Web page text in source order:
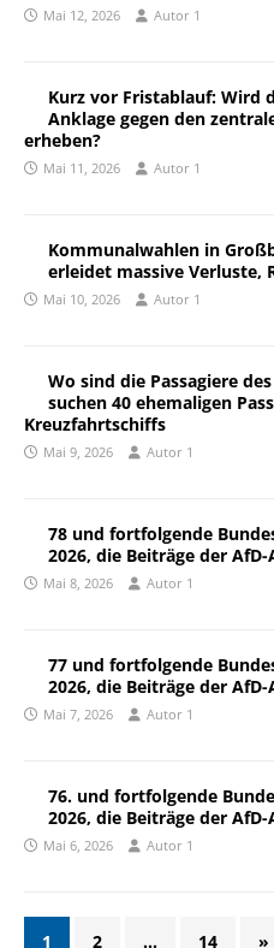
Mai 12, 2026 Autor 1
Kurz vor Fristablauf: Wird
Anklage gegen den
erheben?
Mai 11, 2026 Autor 1
Kommunalwahlen in
erleidet massive Verluste,
Mai 10, 2026 Autor 1
Wo sind die Passagiere
suchen 40 ehemaligen
Kreuzfahrtschiffs
Mai 9, 2026 Autor 1
78 und fortfolgende
2026, die Beiträge der
Mai 8, 2026 Autor 1
77 und fortfolgende
2026, die Beiträge der
Mai 7, 2026 Autor 1
76. und fortfolgende
2026, die Beiträge der
Mai 6, 2026 Autor 1
1 2 … 14 »